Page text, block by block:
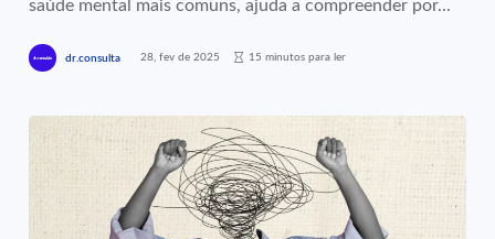
saúde mental mais comuns, ajuda a compreender por...
dr.consulta 28, fev de 2025 15 minutos para ler